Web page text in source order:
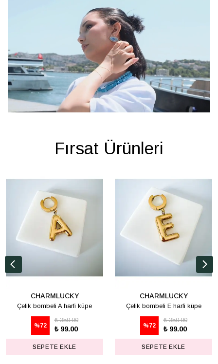
Fırsat Ürünleri
CHARMLUCKY
Çelik bombeli A harfi küpe
%72
₺ 350.00
₺ 99.00
SEPETE EKLE
CHARMLUCKY
Çelik bombeli E harfi küpe
%72
₺ 350.00
₺ 99.00
SEPETE EKLE